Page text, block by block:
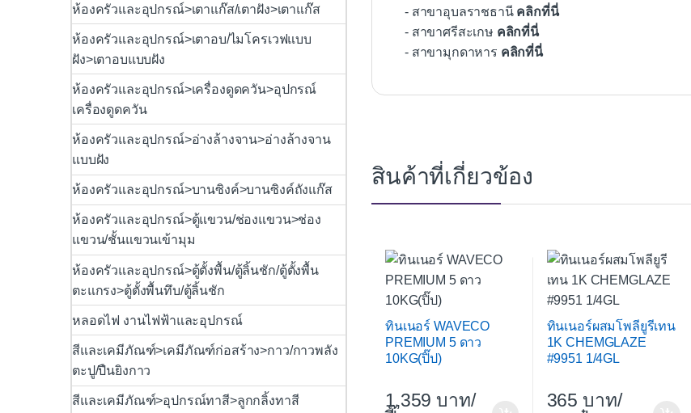
- สาขาอุบลราชธานี คลิกที่นี่
- สาขาศรีสะเกษ คลิกที่นี่
- สาขามุกดาหาร คลิกที่นี่
สินค้าที่เกี่ยวข้อง
ทินเนอร์ WAVECO
PREMIUM 5 ดาว
10KG(ปิ๊ป)
1,359
/
ทินเนอร์ผสมโพลียูรีเทน
1K CHEMGLAZE
#9951 1/4GL
365
/
ห้องครัวและอุปกรณ์>เตาแก๊ส/เตาฝัง>เตาแก๊ส
ห้องครัวและอุปกรณ์>เตาอบ/ไมโครเวฟแบบ
ฝัง>เตาอบแบบฝัง
ห้องครัวและอุปกรณ์>เครื่องดูดควัน>อุปกรณ์
เครื่องดูดควัน
ห้องครัวและอุปกรณ์>อ่างล้างจาน>อ่างล้างจาน
แบบฝัง
ห้องครัวและอุปกรณ์>บานซิงค์>บานซิงค์ถังแก๊ส
ห้องครัวและอุปกรณ์>ตู้แขวน/ช่องแขวน>ช่อง
แขวน/ชั้นแขวนเข้ามุม
ห้องครัวและอุปกรณ์>ตู้ตั้งพื้น/ตู้ลิ้นชัก/ตู้ตั้งพื้น
ตะแกรง>ตู้ตั้งพื้นทึบ/ตู้ลิ้นชัก
หลอดไฟ งานไฟฟ้าและอุปกรณ์
สีและเคมีภัณฑ์>เคมีภัณฑ์ก่อสร้าง>กาว/กาวพลัง
ตะปู/ปืนยิงกาว
สีและเคมีภัณฑ์>อุปกรณ์ทาสี>ลูกกลิ้งทาสี